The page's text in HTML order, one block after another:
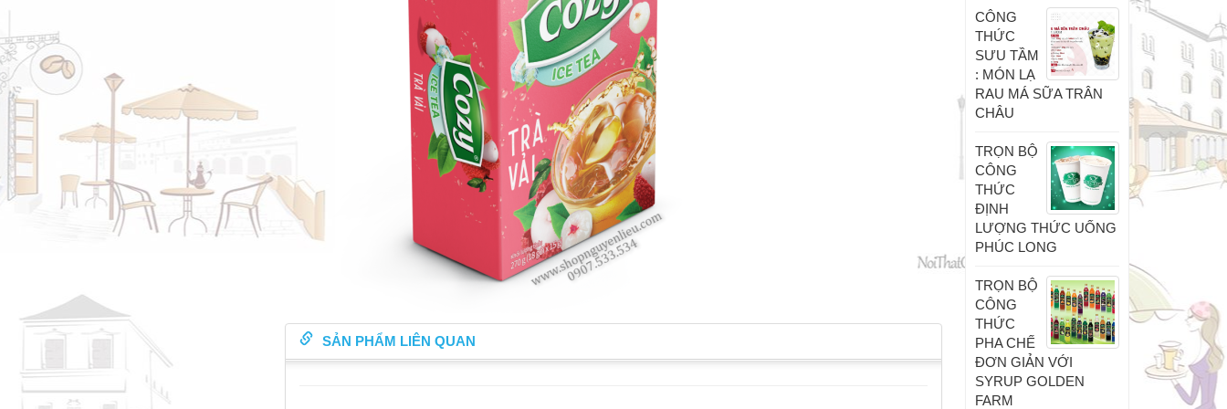
SẢN PHẨM LIÊN QUAN
CÔNG
THỨC
SƯU TẦM
: MÓN LẠ
RAU MÁ SỮA TRÂN
CHÂU
TRỌN BỘ
CÔNG
THỨC
ĐỊNH
LƯỢNG THỨC UỐNG
PHÚC LONG
TRỌN BỘ
CÔNG
THỨC
PHA CHẾ
ĐƠN GIẢN VỚI
SYRUP GOLDEN
FARM